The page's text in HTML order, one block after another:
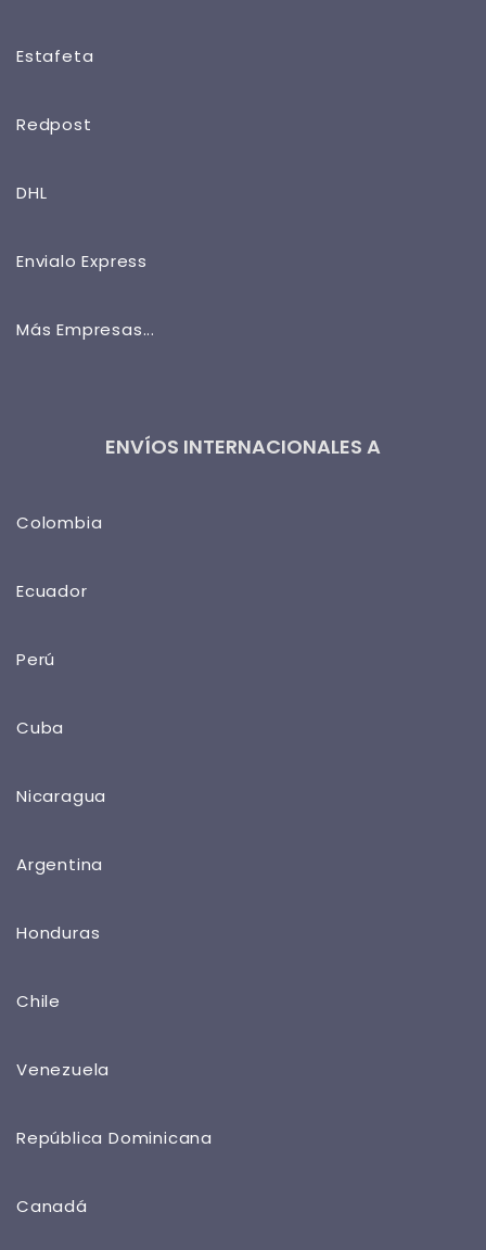
Estafeta
Redpost
DHL
Envialo Express
Más Empresas...
ENVÍOS INTERNACIONALES A
Colombia
Ecuador
Perú
Cuba
Nicaragua
Argentina
Honduras
Chile
Venezuela
República Dominicana
Canadá